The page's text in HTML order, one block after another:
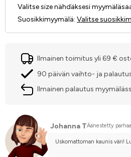
Valitse size nähdäksesi
Suosikkimyymälä: Valitse
Ilmainen toimitus yli 69 €
90 päivän vaihto- ja
Ilmainen palautus
Johanna TÄänestetty
Uskomattoman kaunis väri!